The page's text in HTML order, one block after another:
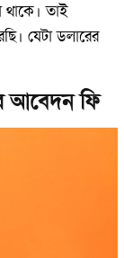
থাকে। তাই
যেটা ডলারের
আবেদন ফি